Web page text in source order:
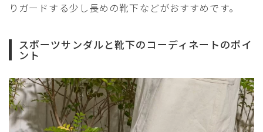
りガードする少し長めの靴下などがおすすめです。
スポーツサンダルと靴下のコーディネートのポイ
ント